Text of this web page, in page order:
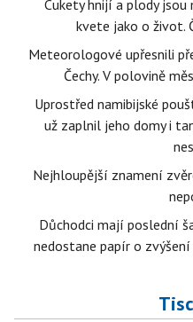
Cukety hnijí a plody
kvete jako o život.
Meteorologové upřesnili
Čechy. V polovině
Uprostřed namibijské
už zaplnil jeho domy i
Nejhloupější znamení
Důchodci mají poslední
nedostane papír o